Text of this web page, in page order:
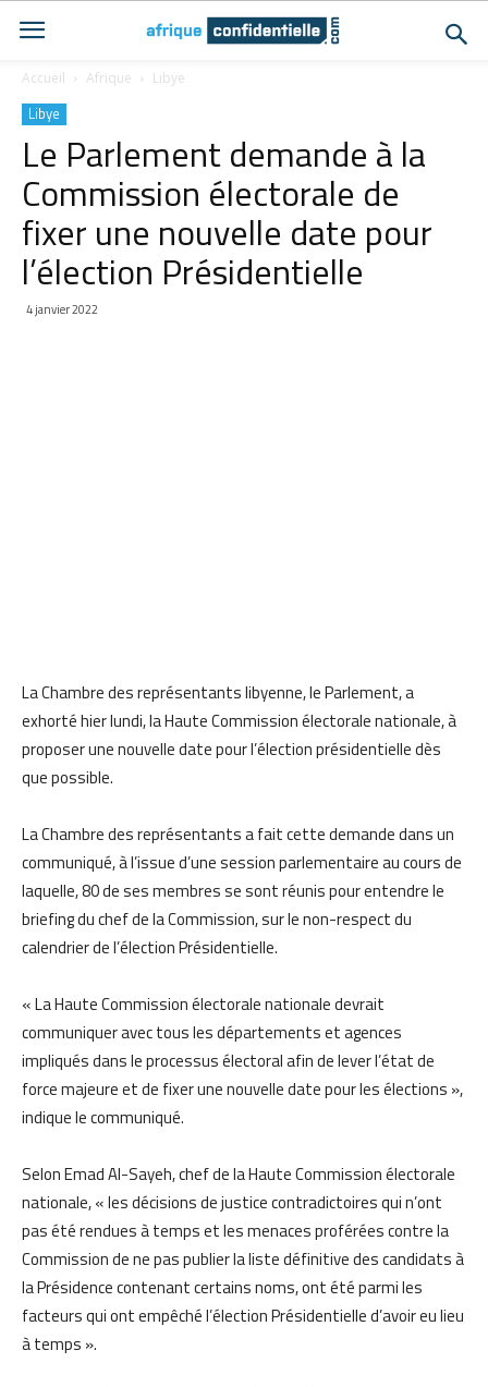
Accueil Afrique Libye
Libye
Le Parlement demande à la
Commission électorale de
fixer une nouvelle date pour
l’élection Présidentielle
4 janvier 2022
La Chambre des représentants libyenne, le Parlement, a
exhorté hier lundi, la Haute Commission électorale nationale, à
proposer une nouvelle date pour l’élection présidentielle dès
que possible.
La Chambre des représentants a fait cette demande dans un
communiqué, à l’issue d’une session parlementaire au cours de
laquelle, 80 de ses membres se sont réunis pour entendre le
briefing du chef de la Commission, sur le non-respect du
calendrier de l’élection Présidentielle.
« La Haute Commission électorale nationale devrait
communiquer avec tous les départements et agences
impliqués dans le processus électoral afin de lever l’état de
force majeure et de fixer une nouvelle date pour les élections »,
indique le communiqué.
Selon Emad Al-Sayeh, chef de la Haute Commission électorale
nationale, « les décisions de justice contradictoires qui n’ont
pas été rendues à temps et les menaces proférées contre la
Commission de ne pas publier la liste définitive des candidats à
la Présidence contenant certains noms, ont été parmi les
facteurs qui ont empêché l’élection Présidentielle d’avoir eu lieu
à temps ».